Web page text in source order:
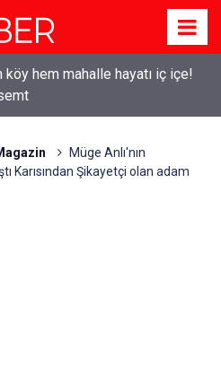
hem mahalle hayatı iç içe!
Müge Anlı'nın
Karısından Şikayetçi olan adam